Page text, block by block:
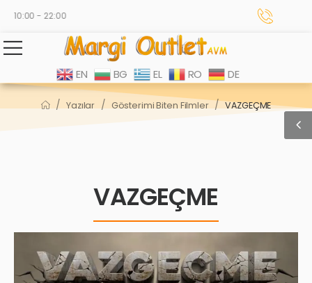
10:00 - 22:00
EN BG EL RO DE
/ Yazılar / Gösterimi Biten Filmler / VAZGEÇME
VAZGEÇME